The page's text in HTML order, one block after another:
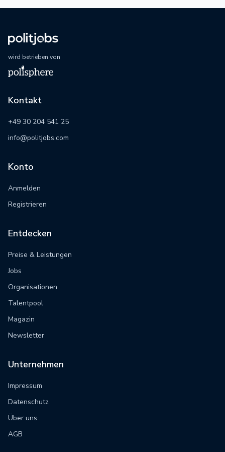
wird betrieben von
Kontakt
+49 30 204 541 25
info@politjobs.com
Konto
Anmelden
Registrieren
Entdecken
Preise & Leistungen
Jobs
Organisationen
Talentpool
Magazin
Newsletter
Unternehmen
Impressum
Datenschutz
Über uns
AGB